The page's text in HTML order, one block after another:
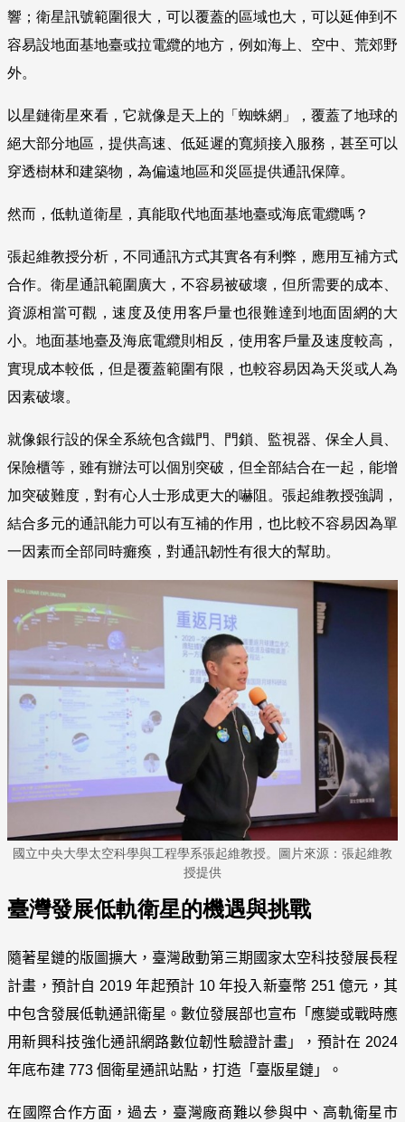
響；衛星訊號範圍很大，可以覆蓋的區域也大，可以延伸到不
容易設地面基地臺或拉電纜的地方，例如海上、空中、荒郊野
外。
以星鏈衛星來看，它就像是天上的「蜘蛛網」，覆蓋了地球的
絕大部分地區，提供高速、低延遲的寬頻接入服務，甚至可以
穿透樹林和建築物，為偏遠地區和災區提供通訊保障。
然而，低軌道衛星，真能取代地面基地臺或海底電纜嗎？
張起維教授分析，不同通訊方式其實各有利弊，應用互補方式
合作。衛星通訊範圍廣大，不容易被破壞，但所需要的成本、
資源相當可觀，速度及使用客戶量也很難達到地面固網的大
小。地面基地臺及海底電纜則相反，使用客戶量及速度較高，
實現成本較低，但是覆蓋範圍有限，也較容易因為天災或人為
因素破壞。
就像銀行設的保全系統包含鐵門、門鎖、監視器、保全人員、
保險櫃等，雖有辦法可以個別突破，但全部結合在一起，能增
加突破難度，對有心人士形成更大的嚇阻。張起維教授強調，
結合多元的通訊能力可以有互補的作用，也比較不容易因為單
一因素而全部同時癱瘓，對通訊韌性有很大的幫助。
國立中央大學太空科學與工程學系張起維教授。圖片來源：張起維教
授提供
臺灣發展低軌衛星的機遇與挑戰
隨著星鏈的版圖擴大，臺灣啟動第三期國家太空科技發展長程
計畫，預計自 2019 年起預計 10 年投入新臺幣 251 億元，其
中包含發展低軌通訊衛星。數位發展部也宣布「應變或戰時應
用新興科技強化通訊網路數位韌性驗證計畫」，預計在 2024
年底布建 773 個衛星通訊站點，打造「臺版星鏈」。
在國際合作方面，過去，臺灣廠商難以參與中、高軌衛星市